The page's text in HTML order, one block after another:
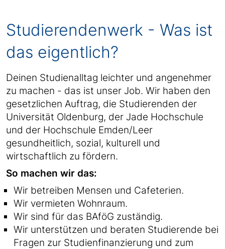
Studierendenwerk - Was ist
das eigentlich?
Deinen Studienalltag leichter und angenehmer
zu machen - das ist unser Job. Wir haben den
gesetzlichen Auftrag, die Studierenden der
Universität Oldenburg, der Jade Hochschule
und der Hochschule Emden/Leer
gesundheitlich, sozial, kulturell und
wirtschaftlich zu fördern.
So machen wir das:
Wir betreiben Mensen und Cafeterien.
Wir vermieten Wohnraum.
Wir sind für das BAföG zuständig.
Wir unterstützen und beraten Studierende bei
Fragen zur Studienfinanzierung und zum